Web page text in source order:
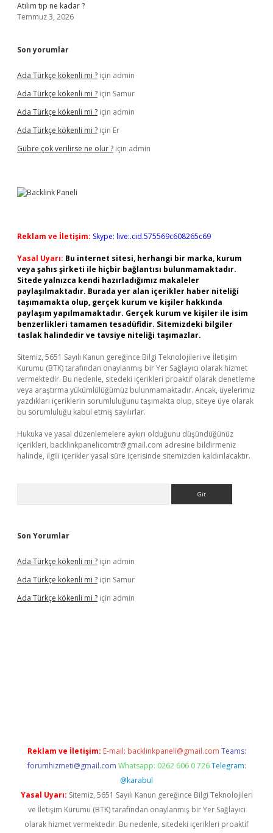
Atılım tıp ne kadar ?
Temmuz 3, 2026
Son yorumlar
Ada Türkçe kökenli mi ? için admin
Ada Türkçe kökenli mi ? için Samur
Ada Türkçe kökenli mi ? için admin
Ada Türkçe kökenli mi ? için Er
Gübre çok verilirse ne olur ? için admin
Reklam ve İletişim: Skype: live:.cid.575569c608265c69
Yasal Uyarı: Bu internet sitesi, herhangi bir marka, kurum
veya şahıs şirketi ile hiçbir bağlantısı bulunmamaktadır.
Sitede yalnızca kendi hazırladığımız makaleler
paylaşılmaktadır. Burada yer alan içerikler haber niteliği
taşımamakta olup, gerçek kurum ve kişiler hakkında
paylaşım yapılmamaktadır. Gerçek kurum ve kişiler ile isim
benzerlikleri tamamen tesadüfidir. Sitemizdeki bilgiler
taslak halindedir ve tavsiye niteliği taşımazlar.
Sitemiz, 5651 Sayılı Kanun gereğince Bilgi Teknolojileri ve İletişim
Kurumu (BTK) tarafından onaylanmış bir Yer Sağlayıcı olarak hizmet
vermektedir. Bu nedenle, sitedeki içerikleri proaktif olarak denetleme
veya araştırma yükümlülüğümüz bulunmamaktadır. Ancak, üyelerimiz
yazdıkları içeriklerin sorumluluğunu taşımakta olup, siteye üye olarak
bu sorumluluğu kabul etmiş sayılırlar.
Hukuka ve yasal düzenlemelere aykırı olduğunu düşündüğünüz
içerikleri, backlinkpanelicomtr@gmail.com adresine bildirmeniz
halinde, ilgili içerikler yasal süre içerisinde sitemizden kaldırılacaktır.
Son Yorumlar
Ada Türkçe kökenli mi ? için admin
Ada Türkçe kökenli mi ? için Samur
Ada Türkçe kökenli mi ? için admin
Reklam ve İletişim: E-mail: backlinkpaneli@gmail.com Teams:
forumhizmeti@gmail.com Whatsapp: 0262 606 0 726 Telegram:
@karabul
Yasal Uyarı: Sitemiz, 5651 Sayılı Kanun gereğince Bilgi Teknolojileri
ve İletişim Kurumu (BTK) tarafından onaylanmış bir Yer Sağlayıcı
olarak hizmet vermektedir. Bu nedenle, sitedeki içerikleri proaktif